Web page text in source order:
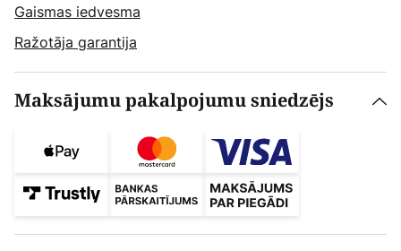
Gaismas iedvesma
Ražotāja garantija
Maksājumu pakalpojumu sniedzējs